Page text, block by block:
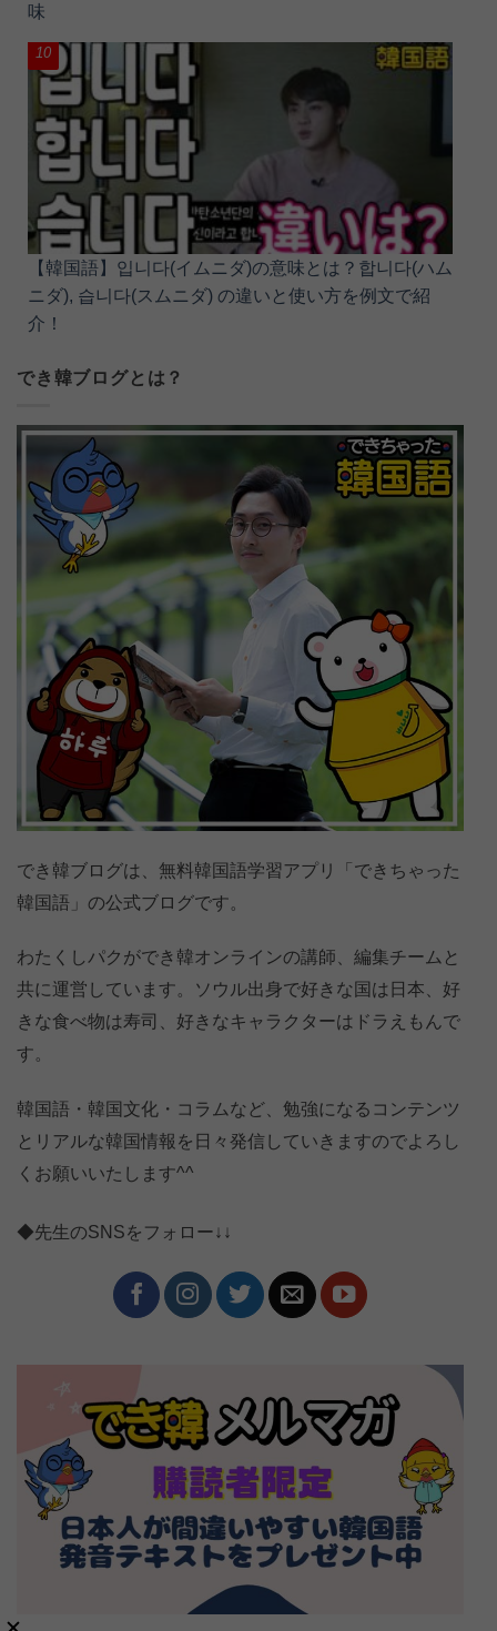
味
【韓国語】입니다(イムニダ)の意味とは？합니다(ハム
ニダ), 습니다(スムニダ) の違いと使い方を例文で紹
介！
でき韓ブログとは？
でき韓ブログは、無料韓国語学習アプリ「できちゃった
韓国語」の公式ブログです。
わたくしパクができ韓オンラインの講師、編集チームと
共に運営しています。ソウル出身で好きな国は日本、好
きな食べ物は寿司、好きなキャラクターはドラえもんで
す。
韓国語・韓国文化・コラムなど、勉強になるコンテンツ
とリアルな韓国情報を日々発信していきますのでよろし
くお願いいたします^^
◆先生のSNSをフォロー↓↓